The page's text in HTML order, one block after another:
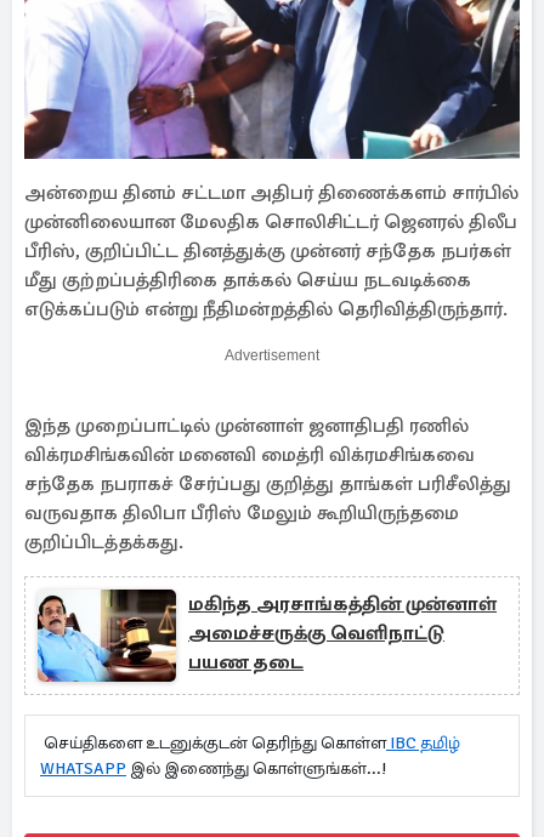
அன்றைய தினம் சட்டமா அதிபர் திணைக்களம் சார்பில்
முன்னிலையான மேலதிக சொலிசிட்டர் ஜெனரல் திலீப
பீரிஸ், குறிப்பிட்ட தினத்துக்கு முன்னர் சந்தேக நபர்கள்
மீது குற்றப்பத்திரிகை தாக்கல் செய்ய நடவடிக்கை
எடுக்கப்படும் என்று நீதிமன்றத்தில் தெரிவித்திருந்தார்.
Advertisement
இந்த முறைப்பாட்டில் முன்னாள் ஜனாதிபதி ரணில்
விக்ரமசிங்கவின் மனைவி மைத்ரி விக்ரமசிங்கவை
சந்தேக நபராகச் சேர்ப்பது குறித்து தாங்கள் பரிசீலித்து
வருவதாக திலிபா பீரிஸ் மேலும் கூறியிருந்தமை
குறிப்பிடத்தக்கது.
மகிந்த அரசாங்கத்தின் முன்னாள்
அமைச்சருக்கு வெளிநாட்டு
பயண தடை
செய்திகளை உடனுக்குடன் தெரிந்து கொள்ளIBC தமிழ்
WHATSAPP இல் இணைந்து கொள்ளுங்கள்...!